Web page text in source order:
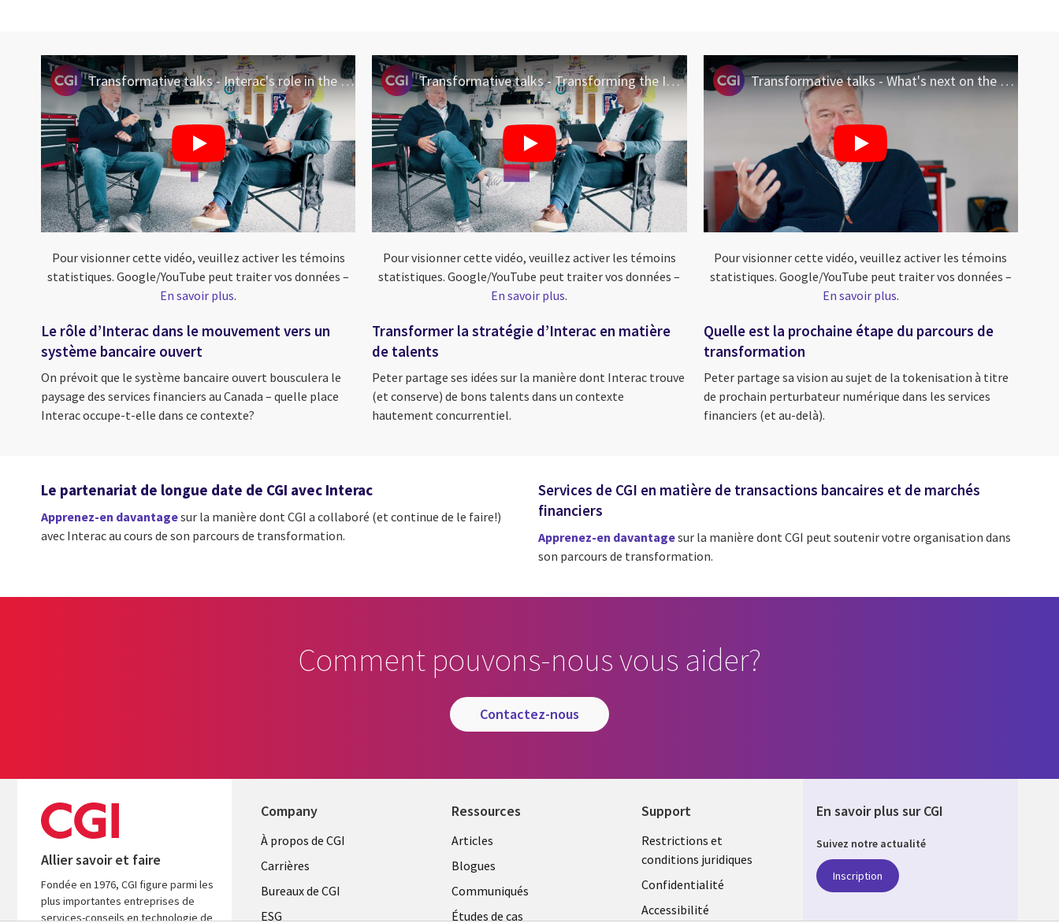
Transformative talks - Interac's role in the move to open finance
Pour visionner cette vidéo, veuillez activer les témoins
statistiques. Google/YouTube peut traiter vos données –
En savoir plus.
Le rôle d’Interac dans le mouvement vers un
système bancaire ouvert
On prévoit que le système bancaire ouvert bousculera le
paysage des services financiers au Canada – quelle place
Interac occupe-t-elle dans ce contexte?
Transformative talks - Transforming the Interac talent strategy
Pour visionner cette vidéo, veuillez activer les témoins
statistiques. Google/YouTube peut traiter vos données –
En savoir plus.
Transformer la stratégie d’Interac en matière
de talents
Peter partage ses idées sur la manière dont Interac trouve
(et conserve) de bons talents dans un contexte
hautement concurrentiel.
Transformative talks - What's next on the transformation journey
Pour visionner cette vidéo, veuillez activer les témoins
statistiques. Google/YouTube peut traiter vos données –
En savoir plus.
Quelle est la prochaine étape du parcours de
transformation
Peter partage sa vision au sujet de la tokenisation à titre
de prochain perturbateur numérique dans les services
financiers (et au-delà).
Le partenariat de longue date de CGI avec Interac
Apprenez-en davantagesur la manière dont CGI a collaboré (et continue de le faire!)
avec Interac au cours de son parcours de transformation.
Services de CGI en matière de transactions bancaires et de marchés
financiers
Apprenez-en davantagesur la manière dont CGI peut soutenir votre organisation dans
son parcours de transformation.
Comment pouvons-nous vous aider?
contactez-nous
Allier savoir et faire
Fondée en 1976, CGI figure parmi les
plus importantes entreprises de
services-conseils en technologie de
Company
Useful
links
CANADA
À propos de CGI
Carrières
Bureaux de CGI
ESG
Ressources
Library
Links
CANADA
Articles
Blogues
Communiqués
Études de cas
Support
Legal
CANADA
FR
Restrictions et
conditions juridiques
Confidentialité
Accessibilité
En savoir plus sur CGI
Suivez notre actualité
Inscription